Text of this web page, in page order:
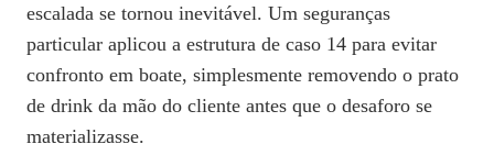
escalada se tornou inevitável. Um seguranças
particular aplicou a estrutura de caso 14 para evitar
confronto em boate, simplesmente removendo o prato
de drink da mão do cliente antes que o desaforo se
materializasse.